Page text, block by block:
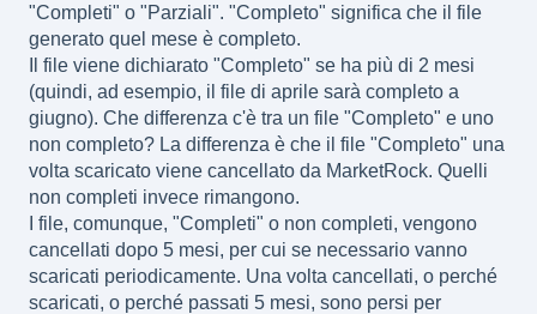
"Completi" o "Parziali". "Completo" significa che il file
generato quel mese è completo.
Il file viene dichiarato "Completo" se ha più di 2 mesi
(quindi, ad esempio, il file di aprile sarà completo a
giugno). Che differenza c'è tra un file "Completo" e uno
non completo? La differenza è che il file "Completo" una
volta scaricato viene cancellato da MarketRock. Quelli
non completi invece rimangono.
I file, comunque, "Completi" o non completi, vengono
cancellati dopo 5 mesi, per cui se necessario vanno
scaricati periodicamente. Una volta cancellati, o perché
scaricati, o perché passati 5 mesi, sono persi per